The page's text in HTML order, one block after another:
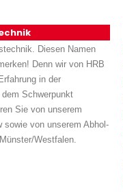
Diesen Namen
Denn wir von HRB
in der
Schwerpunkt
Sie von unserem
sowie von unserem Abhol-
Westfalen.